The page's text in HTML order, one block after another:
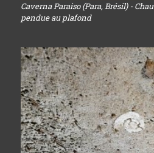
Caverna Paraiso (Para, Brésil) -
pendue au plafond